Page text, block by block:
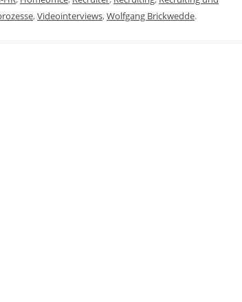
,Videointerviews,Wolfgang Brickwedde.